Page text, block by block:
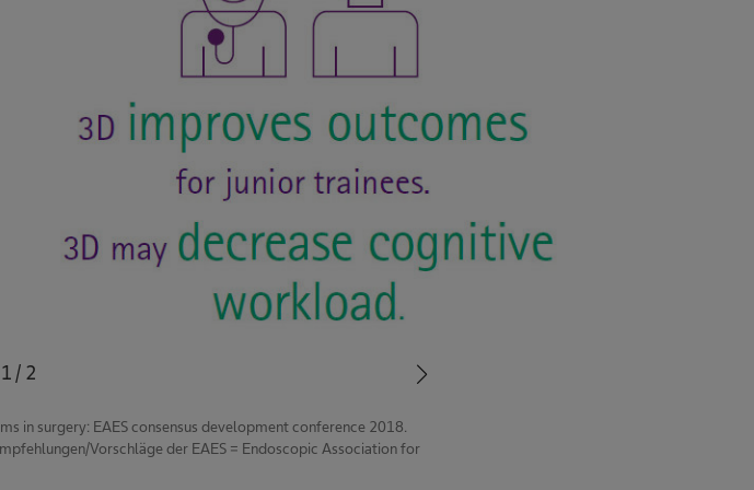
1 / 2
in surgery: EAES consensus development conference 2018.
Vorschläge der EAES = Endoscopic Association for